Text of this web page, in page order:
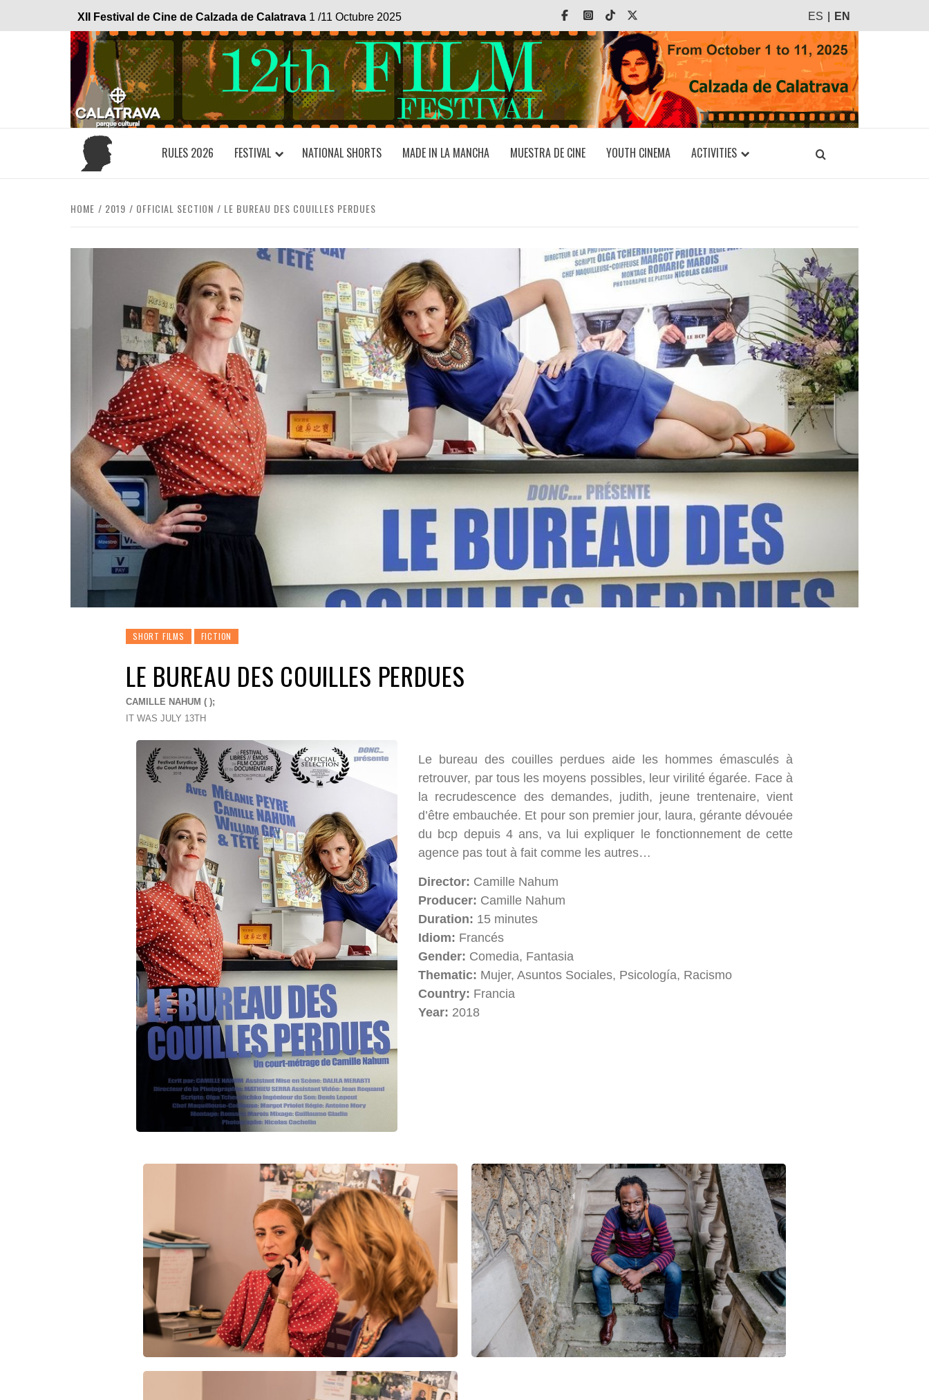
XII Festival de Cine de Calzada de Calatrava 1 /11 Octubre 2025 FacebookInstagram
Tiktok ES EN
RULES 2026 FESTIVAL NATIONAL SHORTS MADE IN LA MANCHA MUESTRA DE CINE YOUTH CINEMA ACTIVITIES
HOME 2019 OFFICIAL SECTION LE BUREAU DES COUILLES PERDUES
SHORT FILMS FICTION
LE BUREAU DES COUILLES PERDUES
CAMILLE NAHUM ( );
IT WAS JULY 13TH
Le bureau des couilles perdues aide les hommes émasculés à
retrouver, par tous les moyens possibles, leur virilité égarée. Face à
la recrudescence des demandes, judith, jeune trentenaire, vient
d’être embauchée. Et pour son premier jour, laura, gérante dévouée
du bcp depuis 4 ans, va lui expliquer le fonctionnement de cette
agence pas tout à fait comme les autres…
Director: Camille Nahum
Producer: Camille Nahum
Duration: 15 minutes
Idiom: Francés
Gender: Comedia, Fantasia
Thematic: Mujer, Asuntos Sociales, Psicología, Racismo
Country: Francia
Year: 2018